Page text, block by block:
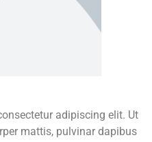
adipiscing elit. Ut
mattis, pulvinar dapibus